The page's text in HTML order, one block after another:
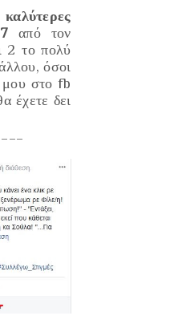
καλύτερες
από τον
2 το πολύ
όσοι
μου στο fb
έχετε δει